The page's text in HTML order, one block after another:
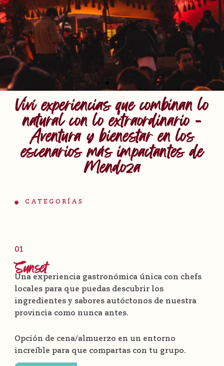
Viví experiencias que combinan lo
natural con lo extraordinario -
Aventura y bienestar en los
escenarios más impactantes de
Mendoza
CATEGORÍAS
01
Sunset
Una experiencia gastronómica única con chefs
locales para que puedas descubrir los
ingredientes y sabores autóctonos de nuestra
provincia como nunca antes.
Opción de cena/almuerzo en un entorno
increíble para que compartas con tu grupo.